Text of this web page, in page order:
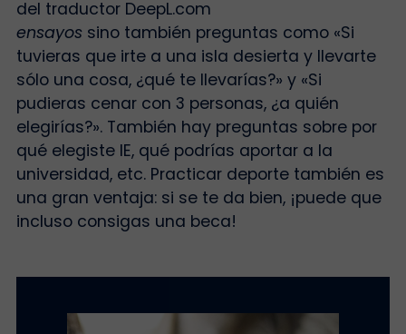
del traductor DeepL.com
ensayos sino también preguntas como «Si
tuvieras que irte a una isla desierta y llevarte
sólo una cosa, ¿qué te llevarías?» y «Si
pudieras cenar con 3 personas, ¿a quién
elegirías?». También hay preguntas sobre por
qué elegiste IE, qué podrías aportar a la
universidad, etc. Practicar deporte también es
una gran ventaja: si se te da bien, ¡puede que
incluso consigas una beca!